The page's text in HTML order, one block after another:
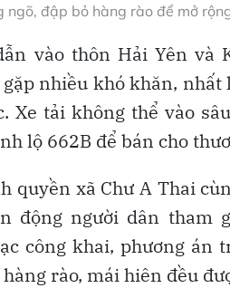
ngõ, đập bỏ hàng rào để mở
vào thôn Hải Yên
nhiều khó khăn,
Xe tải không thể vào
lộ 662B để bán cho
quyền xã Chư A Thai
động người dân tham
công khai, phương
rào, mái hiên đều